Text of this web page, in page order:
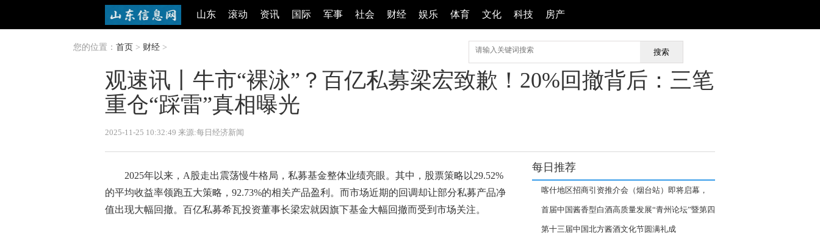
山东 滚动 资讯 国际 军事 社会 财经 娱乐 体育 文化 科技 房产
您的位置： 首页 > 财经 > 搜索
观速讯丨牛市“裸泳”？百亿私募梁宏致歉！20%回撤背后：三笔
重仓“踩雷”真相曝光
2025-11-25 10:32:49 来源:每日经济新闻
2025年以来，A股走出震荡慢牛格局，私募基金整体业绩亮眼。其中，股票策略以29.52%
的平均收益率领跑五大策略，92.73%的相关产品盈利。而市场近期的回调却让部分私募产品净
值出现大幅回撤。百亿私募希瓦投资董事长梁宏就因旗下基金大幅回撤而受到市场关注。
每日推荐
喀什地区招商引资推介会（烟台站）即将启幕，
诚邀莅临！
首届中国酱香型白酒高质量发展“青州论坛”暨第四
届北方酱酒生产技术交流会圆满举行
第十三届中国北方酱酒文化节圆满礼成